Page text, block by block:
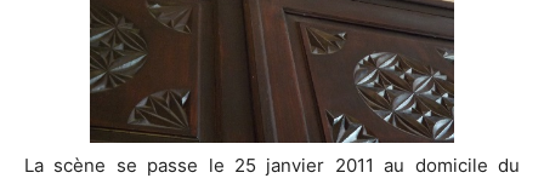
La scène se passe le 25 janvier 2011 au domicile du